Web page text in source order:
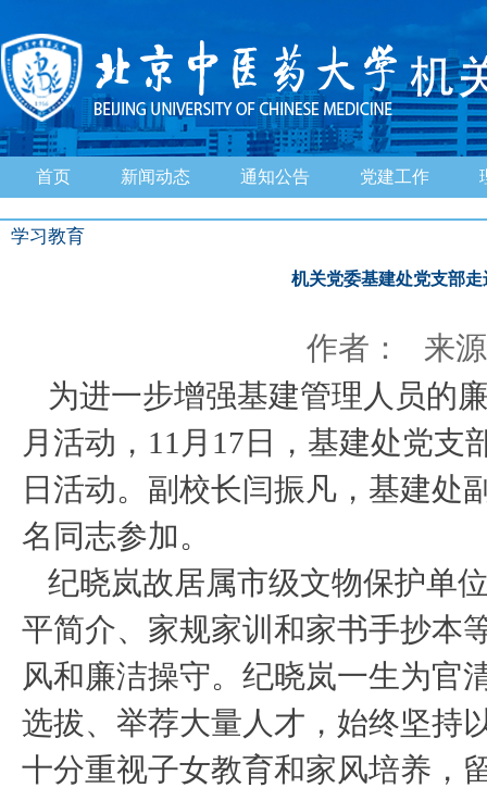
首页 新闻动态 通知公告 党建工作
学习教育
机关党委基建处党支部
作者： 来
为进一步增强基建管理人员的
月活动，11月17日，基建处党
日活动。副校长闫振凡，基建处
名同志参加。
纪晓岚故居属市级文物保护单
平简介、家规家训和家书手抄本
风和廉洁操守。纪晓岚一生为官
选拔、举荐大量人才，始终坚持
十分重视子女教育和家风培养，